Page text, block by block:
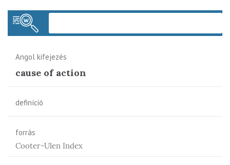
Angol kifejezés
cause of action
definíció
forrás
Cooter-Ulen Index